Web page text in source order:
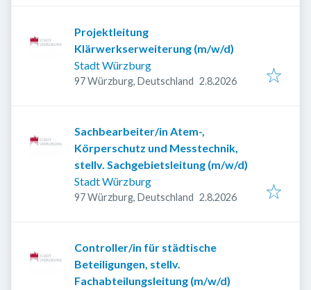
Projektleitung
Klärwerkserweiterung (m/w/d)
Stadt Würzburg
97 Würzburg, Deutschland Veröffentlicht
2.8.2026
Sachbearbeiter/in Atem-,
Körperschutz und Messtechnik,
stellv. Sachgebietsleitung (m/w/d)
Stadt Würzburg
97 Würzburg, Deutschland Veröffentlicht
2.8.2026
Controller/in für städtische
Beteiligungen, stellv.
Fachabteilungsleitung (m/w/d)